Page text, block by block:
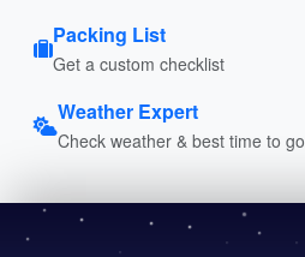
Packing List
Get a custom checklist
Weather Expert
Check weather & best time to go